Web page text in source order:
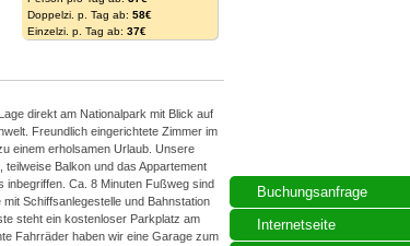
Buchungsanfrage
Internetseite
Doppelzi. p. Tag ab: 58€
Einzelzi. p. Tag ab: 37€
direkt am Nationalpark mit Blick auf
Freundlich eingerichtete Zimmer im
einem erholsamen Urlaub. Unsere
Balkon und das Appartement
Ca. 8 Minuten Fußweg sind
Schiffsanlegestelle und Bahnstation
steht ein kostenloser Parkplatz am
Fahrräder haben wir eine Garage zum